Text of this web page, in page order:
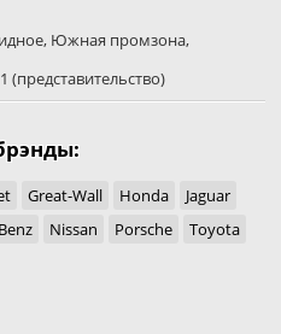
, Южная промзона,
(представительство)
Great-Wall Honda
Jaguar
Nissan Porsche
Toyota